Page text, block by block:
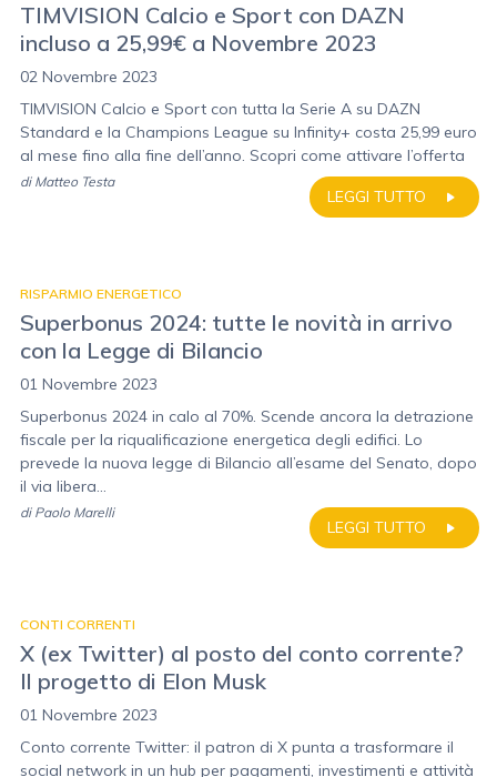
TIMVISION Calcio e Sport con DAZN
incluso a 25,99€ a Novembre 2023
02 Novembre 2023
TIMVISION Calcio e Sport con tutta la Serie A su DAZN
Standard e la Champions League su Infinity+ costa 25,99 euro
al mese fino alla fine dell’anno. Scopri come attivare l’offerta
LEGGI TUTTO
di Matteo Testa
RISPARMIO ENERGETICO
Superbonus 2024: tutte le novità in arrivo
con la Legge di Bilancio
01 Novembre 2023
Superbonus 2024 in calo al 70%. Scende ancora la detrazione
fiscale per la riqualificazione energetica degli edifici. Lo
prevede la nuova legge di Bilancio all’esame del Senato, dopo
il via libera...
LEGGI TUTTO
di Paolo Marelli
CONTI CORRENTI
X (ex Twitter) al posto del conto corrente?
Il progetto di Elon Musk
01 Novembre 2023
Conto corrente Twitter: il patron di X punta a trasformare il
social network in un hub per pagamenti, investimenti e attività